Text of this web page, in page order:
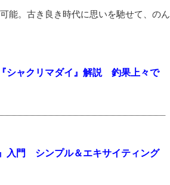
能。古き良き時代に思いを馳せて、のん
シャクリマダイ』解説 釣果上々で
入門 シンプル＆エキサイティング